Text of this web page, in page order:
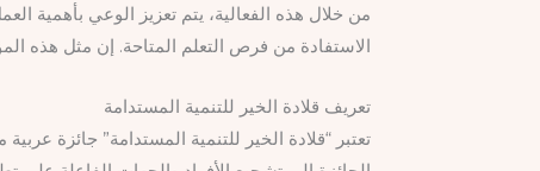
من خلال هذه الفعالية، يتم تعزيز الوعي بأهمية
الاستفادة من فرص التعلم المتاحة. إن مثل هذه
تعريف قلادة الخير للتنمية المستدامة
تعتبر “قلادة الخير للتنمية المستدامة” جائزة